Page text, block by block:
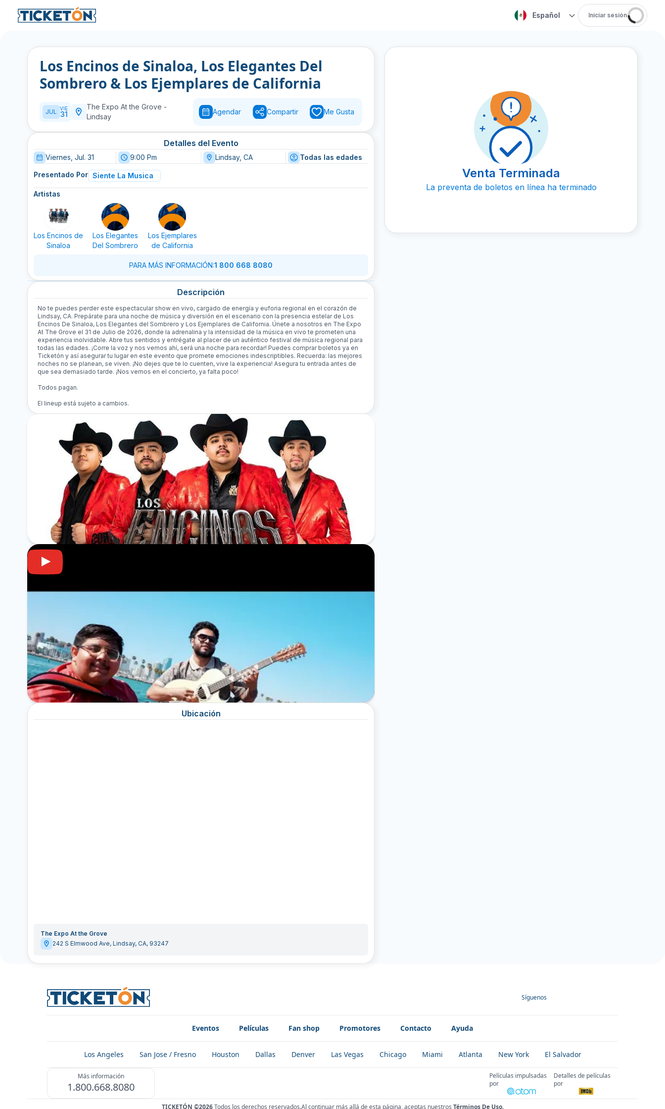
Español Iniciar sesión
Los Encinos de Sinaloa, Los Elegantes Del
Sombrero & Los Ejemplares de California
JUL VIE
31
The Expo At the Grove -
Lindsay
Agendar Compartir Me Gusta
Detalles del Evento
Viernes, Jul. 31 9:00 Pm Lindsay, CA Todas las edades
Presentado Por Siente La Musica
Artistas
Los Encinos de
Sinaloa
Los Elegantes
Del Sombrero
Los Ejemplares
de California
PARA MÁS INFORMACIÓN:1 800 668 8080
Descripción
No te puedes perder este espectacular show en vivo, cargado de energía y euforia regional en el corazón de
Lindsay, CA. Prepárate para una noche de música y diversión en el escenario con la presencia estelar de Los
Encinos De Sinaloa, Los Elegantes del Sombrero y Los Ejemplares de California. Únete a nosotros en The Expo
At The Grove el 31 de Julio de 2026, donde la adrenalina y la intensidad de la música en vivo te prometen una
experiencia inolvidable. Abre tus sentidos y entrégate al placer de un auténtico festival de música regional para
todas las edades. ¡Corre la voz y nos vemos ahí, será una noche para recordar! Puedes comprar boletos ya en
Ticketón y así asegurar tu lugar en este evento que promete emociones indescriptibles. Recuerda: las mejores
noches no se planean, se viven. ¡No dejes que te lo cuenten, vive la experiencia! Asegura tu entrada antes de
que sea demasiado tarde. ¡Nos vemos en el concierto, ya falta poco!
Todos pagan.
El lineup está sujeto a cambios.
Ubicación
The Expo At the Grove
242 S Elmwood Ave, Lindsay, CA, 93247
Venta Terminada
La preventa de boletos en línea ha terminado
Síguenos
Eventos Películas Fan shop Promotores Contacto Ayuda
Los Angeles San Jose / Fresno Houston Dallas Denver Las Vegas Chicago Miami Atlanta New York El Salvador
Más información
1.800.668.8080
Películas impulsadas
por
Detalles de películas
por
TICKETÓN ©2026 Todos los derechos reservados.Al continuar más allá de esta página, aceptas nuestros Términos De Uso.